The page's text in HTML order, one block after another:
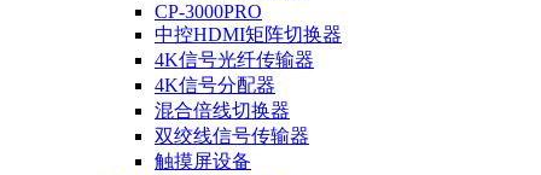
CP-3000PRO
中控HDMI矩阵切换器
4K信号光纤传输器
4K信号分配器
混合倍线切换器
双绞线信号传输器
触摸屏设备